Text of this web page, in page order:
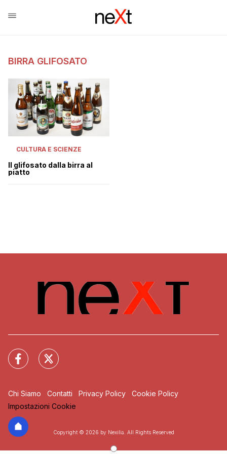
BIRRA GLIFOSATO
CULTURA E SCIENZE
Il glifosato dalla birra al
piatto
Chi Siamo Contatti Privacy Policy
Cookie Policy
Impostazioni Cookie
Copyright © 2026 by Nexilia. All Rights Reserved